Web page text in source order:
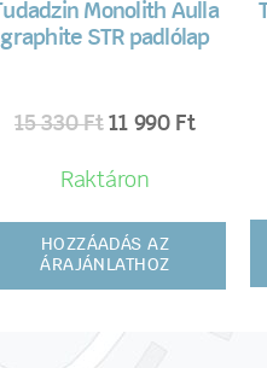
Tudadzin Monolith Aulla
graphite STR padlólap
15 330Ft 11 990 Ft
Raktáron
HOZZÁADÁS AZ
ÁRAJÁNLATHOZ